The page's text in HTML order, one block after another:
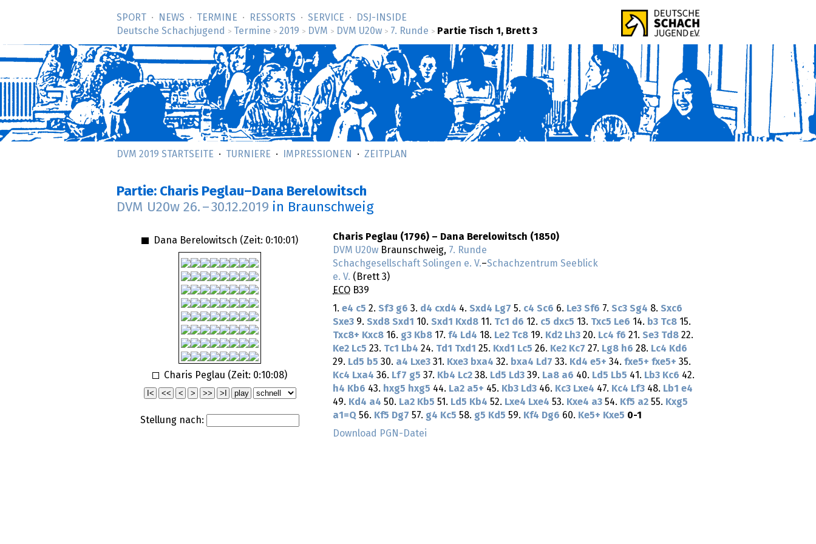
SPORT NEWS TERMINE RESSORTS SERVICE
DSJ-­INSIDE
Deutsche Schachjugend
> Termine > 2019 > DVM > DVM U20w > 7. Runde > Partie Tisch 1, Brett 3
DVM 2019 STARTSEITE TURNIERE IMPRESSIONEN ZEITPLAN
Partie: Charis Peglau–Dana Berelowitsch
DVM U20w 26. –30.12.2019 in Braunschweig
Dana Berelowitsch (Zeit: 0:10:01 )
Charis Peglau (Zeit: 0:10:08)
Stellung nach:
Charis Peglau (1796) – Dana Berelowitsch (1850)
DVM U20w Braunschweig, 7. Runde
Schachgesellschaft Solingen e. V.–Schachzentrum Seeblick
e. V. (Brett 3)
ECO B39
1. e4 c5 2. Sf3 g6 3. d4 cxd4 4. Sxd4 Lg7 5. c4 Sc6 6. Le3 Sf6 7. Sc3 Sg4 8. Sxc6
Sxe3 9. Sxd8 Sxd1 10. Sxd1 Kxd8 11. Tc1 d6 12. c5 dxc5 13. Txc5 Le6 14. b3 Tc8 15.
Txc8+ Kxc8 16. g3 Kb8 17. f4 Ld4 18. Le2 Tc8 19. Kd2 Lh3 20. Lc4 f6 21. Se3 Td8 22.
Ke2 Lc5 23. Tc1 Lb4 24. Td1 Txd1 25. Kxd1 Lc5 26. Ke2 Kc7 27. Lg8 h6 28. Lc4 Kd6
29. Ld5 b5 30. a4 Lxe3 31. Kxe3 bxa4 32. bxa4 Ld7 33. Kd4 e5+ 34. fxe5+ fxe5+ 35.
Kc4 Lxa4 36. Lf7 g5 37. Kb4 Lc2 38. Ld5 Ld3 39. La8 a6 40. Ld5 Lb5 41. Lb3 Kc6 42.
h4 Kb6 43. hxg5 hxg5 44. La2 a5+ 45. Kb3 Ld3 46. Kc3 Lxe4 47. Kc4 Lf3 48. Lb1 e4
49. Kd4 a4 50. La2 Kb5 51. Ld5 Kb4 52. Lxe4 Lxe4 53. Kxe4 a3 54. Kf5 a2 55. Kxg5
a1=Q 56. Kf5 Dg7 57. g4 Kc5 58. g5 Kd5 59. Kf4 Dg6 60. Ke5+ Kxe5 0-1
Download PGN-Datei